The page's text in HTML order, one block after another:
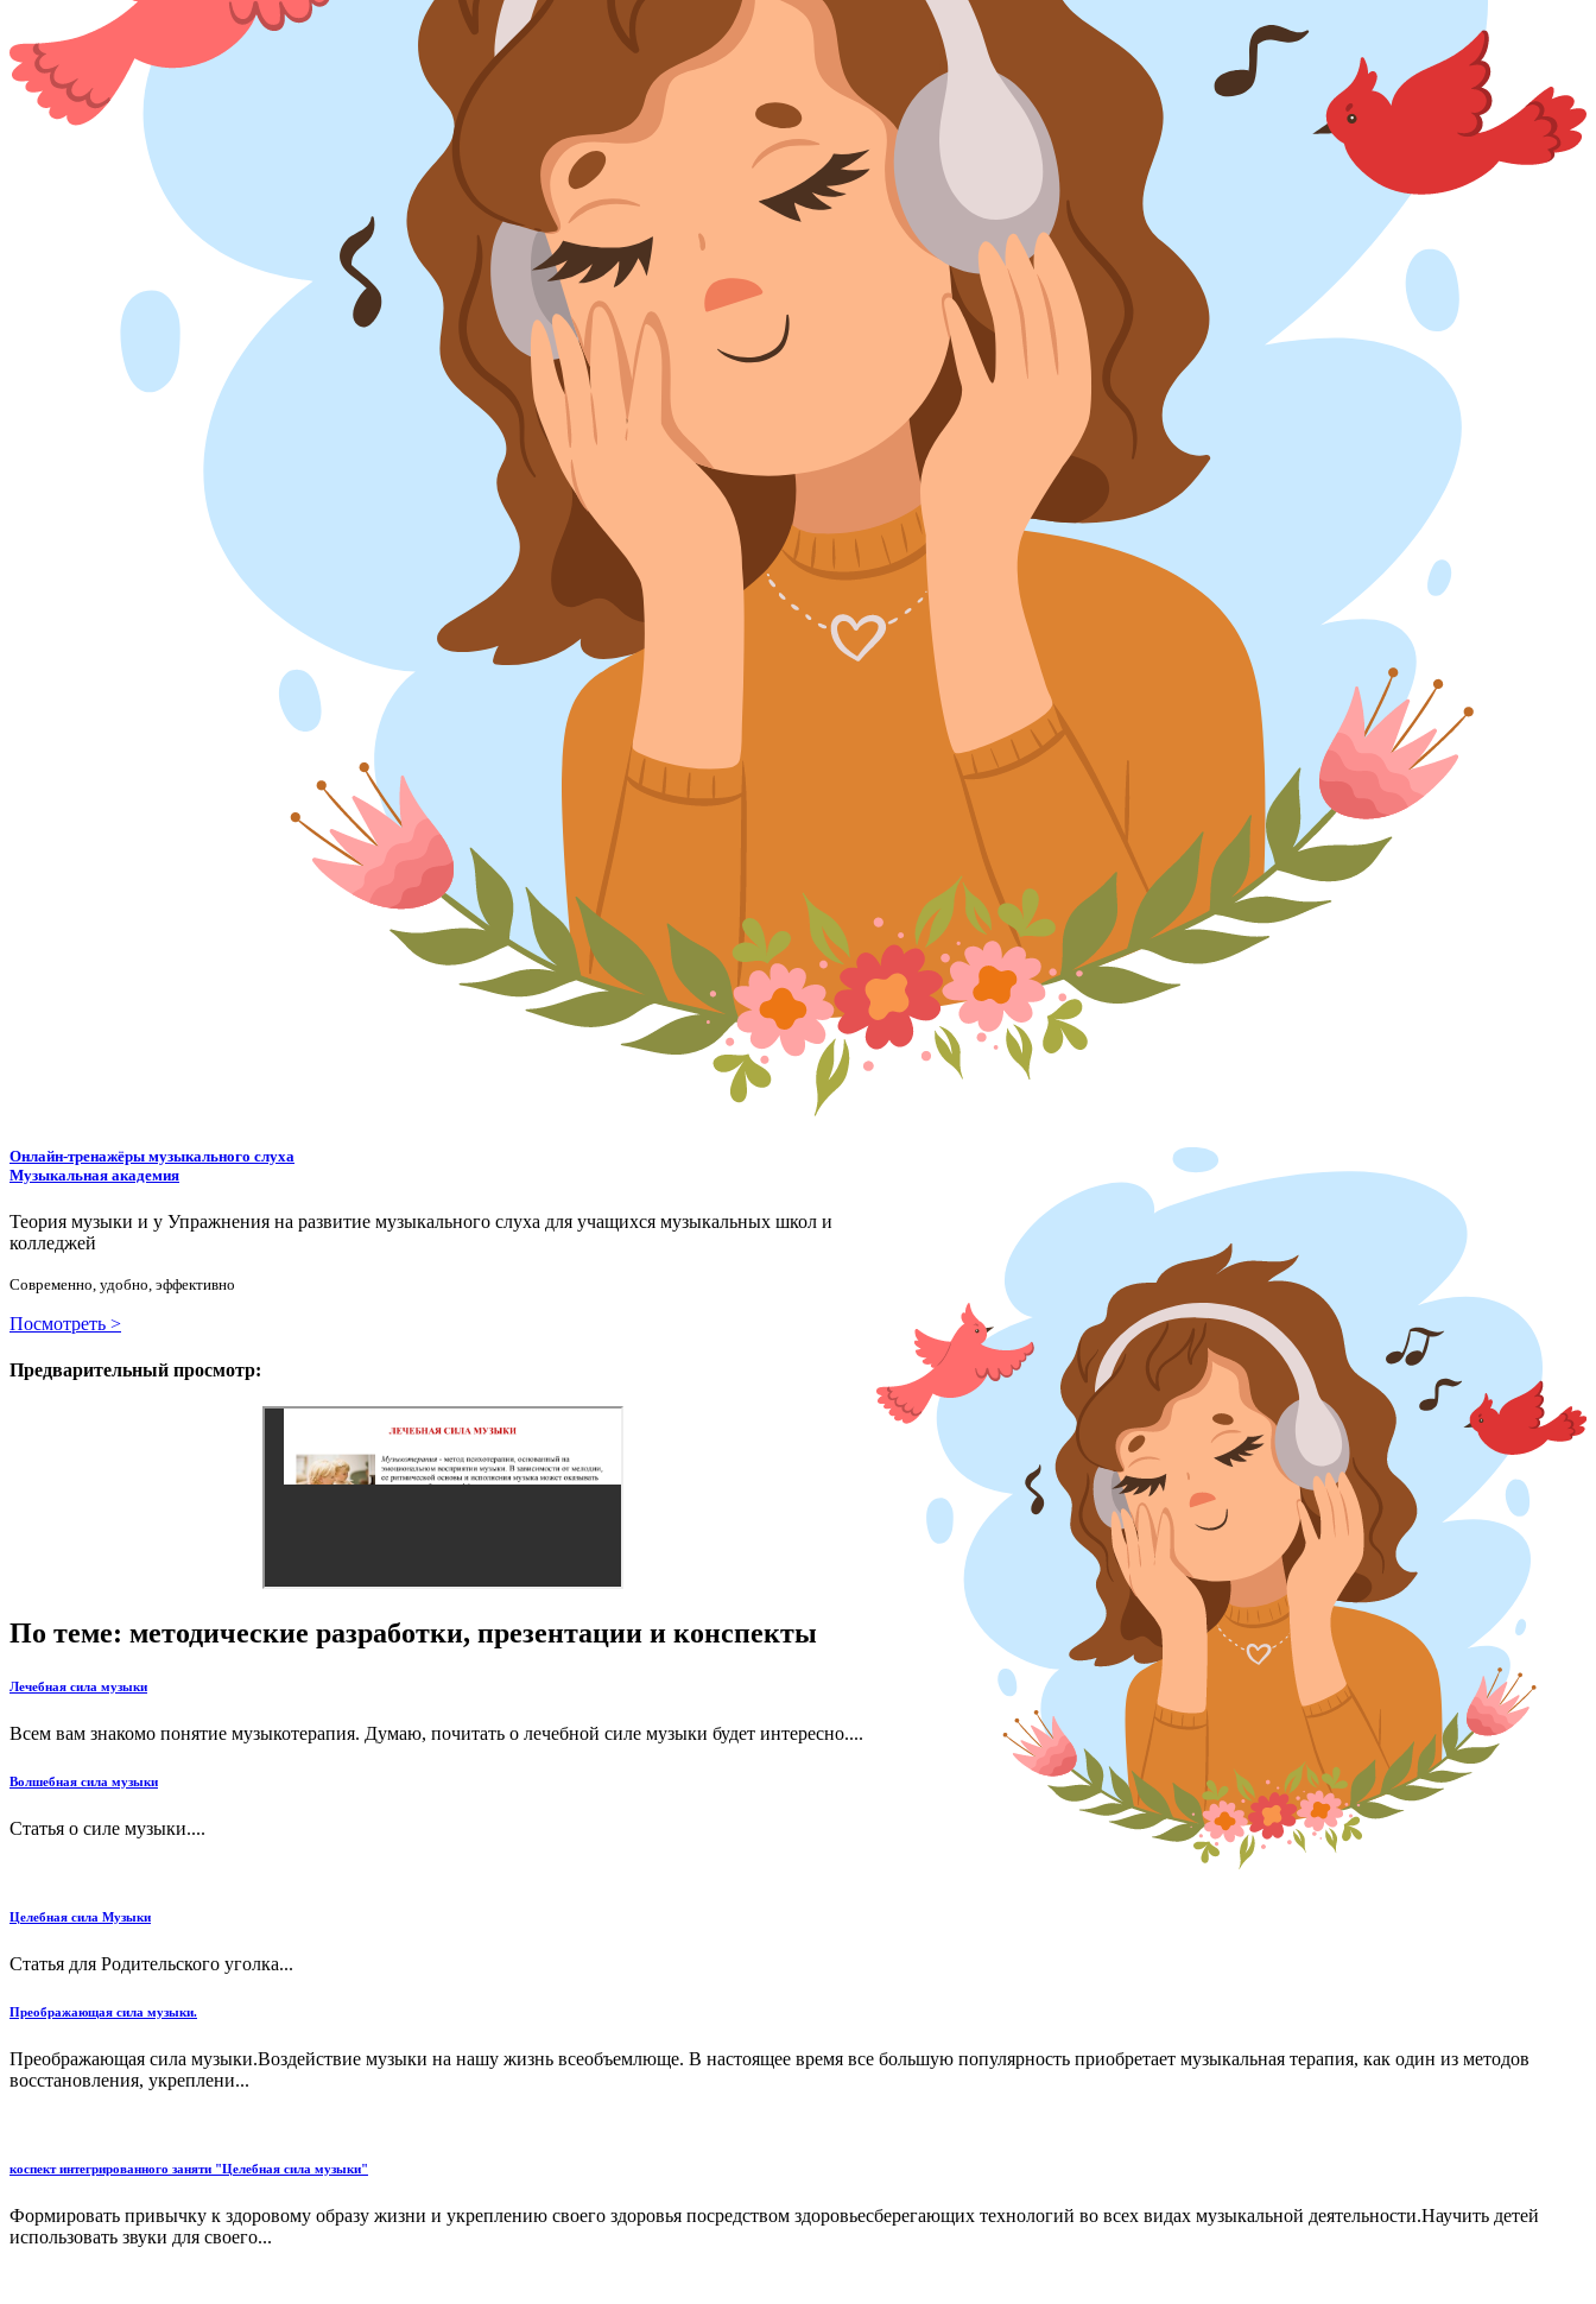
Онлайн-тренажёры музыкального слуха
Музыкальная академия
Теория музыки и у Упражнения на развитие музыкального слуха для учащихся музыкальных школ и
колледжей
Современно, удобно, эффективно
Посмотреть >
Предварительный просмотр:
По теме: методические разработки, презентации и конспекты
Лечебная сила музыки
Всем вам знакомо понятие музыкотерапия. Думаю, почитать о лечебной силе музыки будет интересно....
Волшебная сила музыки
Статья о силе музыки....
Целебная сила Музыки
Статья для Родительского уголка...
Преображающая сила музыки.
Преображающая сила музыки.Воздействие музыки на нашу жизнь всеобъемлюще. В настоящее время все большую популярность приобретает музыкальная терапия, как один из методов
восстановления, укреплени...
коспект интегрированного заняти "Целебная сила музыки"
Формировать привычку к здоровому образу жизни и укреплению своего здоровья посредством здоровьесберегающих технологий во всех видах музыкальной деятельности.Научить детей
использовать звуки для своего...